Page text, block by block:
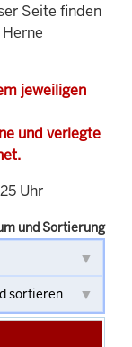
Seite finden
jeweiligen
und verlegte
Uhr
und Sortierung